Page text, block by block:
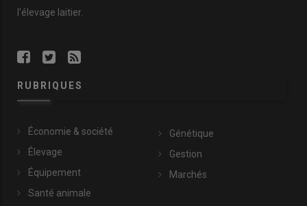
l'élevage laitier.
RUBRIQUES
Économie & société
Élevage
Équipement
Santé animale
Génétique
Gestion
Marchés